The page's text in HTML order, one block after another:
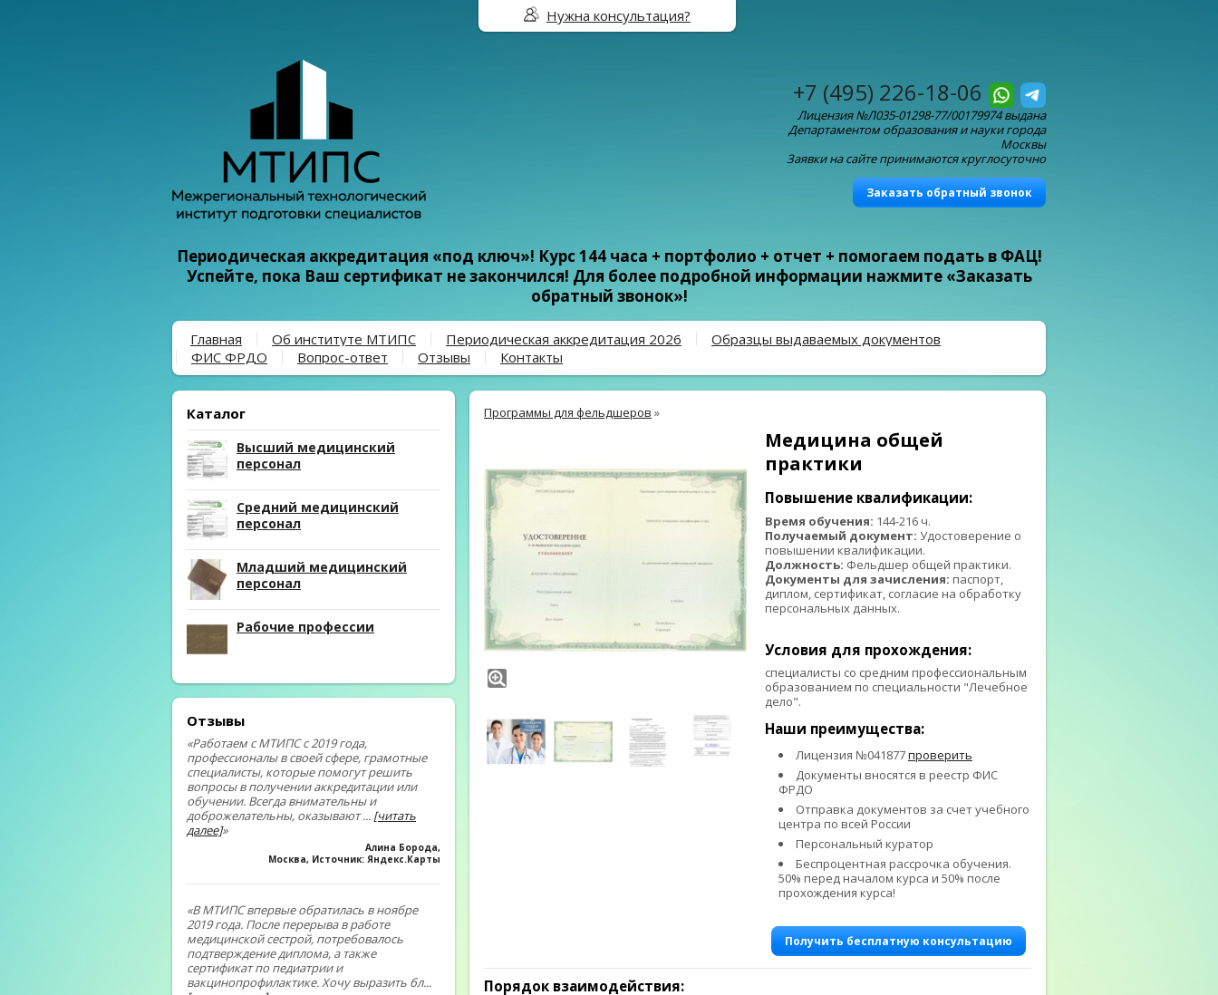
+7 (495) 226-18-06
Лицензия №Л035-01298-77/00179974 выдана
Департаментом образования и науки города
Москвы
Заявки на сайте принимаются круглосуточно
Заказать обратный звонок
Периодическая аккредитация «под ключ»! Курс 144 часа + портфолио + отчет + помогаем подать в ФАЦ!
Успейте, пока Ваш сертификат не закончился! Для более подробной информации нажмите «Заказать
обратный звонок»!
Главная Об институте МТИПС Периодическая аккредитация 2026
Образцы выдаваемых документов
ФИС ФРДО
Вопрос-ответ Отзывы Контакты
Каталог
Высший медицинский
персонал
Средний медицинский
персонал
Младший медицинский
персонал
Рабочие профессии
Отзывы
«Работаем с МТИПС с 2019 года,
профессионалы в своей сфере, грамотные
специалисты, которые помогут решить
вопросы в получении аккредитации или
обучении. Всегда внимательны и
доброжелательны, оказывают... [читать
далее]»
Алина Борода,
Москва, Источник: Яндекс.Карты
«В МТИПС впервые обратилась в ноябре
2019 года. После перерыва в работе
медицинской сестрой, потребовалось
подтверждение диплома, а также
сертификат по педиатрии и
вакцинопрофилактике. Хочу выразить бл...
Программы для фельдшеров »
Медицина общей
практики
Повышение квалификации:
Время обучения: 144-216 ч.
Получаемый документ: Удостоверение о
повышении квалификации.
Должность: Фельдшер общей практики.
Документы для зачисления: паспорт,
диплом, сертификат, согласие на обработку
персональных данных.
Условия для прохождения:
специалисты со средним профессиональным
образованием по специальности "Лечебное
дело".
Наши преимущества:
Лицензия №041877проверить
Документы вносятся в реестр ФИС
ФРДО
Отправка документов за счет учебного
центра по всей России
Персональный куратор
Беспроцентная рассрочка обучения.
50% перед началом курса и 50% после
прохождения курса!
Получить бесплатную консультацию
Порядок взаимодействия:
Нужна консультация?